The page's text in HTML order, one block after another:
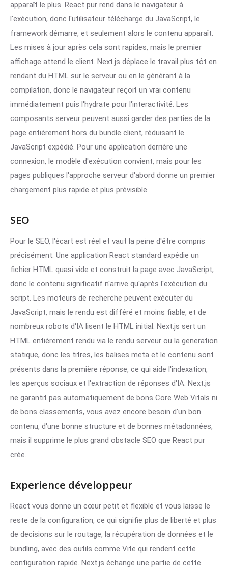
apparaît le plus. React pur rend dans le navigateur à
l'exécution, donc l'utilisateur télécharge du JavaScript, le
framework démarre, et seulement alors le contenu apparaît.
Les mises à jour après cela sont rapides, mais le premier
affichage attend le client. Next.js déplace le travail plus tôt en
rendant du HTML sur le serveur ou en le générant à la
compilation, donc le navigateur reçoit un vrai contenu
immédiatement puis l'hydrate pour l'interactivité. Les
composants serveur peuvent aussi garder des parties de la
page entièrement hors du bundle client, réduisant le
JavaScript expédié. Pour une application derrière une
connexion, le modèle d'exécution convient, mais pour les
pages publiques l'approche serveur d'abord donne un premier
chargement plus rapide et plus prévisible.
SEO
Pour le SEO, l'écart est réel et vaut la peine d'être compris
précisément. Une application React standard expédie un
fichier HTML quasi vide et construit la page avec JavaScript,
donc le contenu significatif n'arrive qu'après l'exécution du
script. Les moteurs de recherche peuvent exécuter du
JavaScript, mais le rendu est différé et moins fiable, et de
nombreux robots d'IA lisent le HTML initial. Next.js sert un
HTML entièrement rendu via le rendu serveur ou la generation
statique, donc les titres, les balises meta et le contenu sont
présents dans la première réponse, ce qui aide l'indexation,
les aperçus sociaux et l'extraction de réponses d'IA. Next.js
ne garantit pas automatiquement de bons Core Web Vitals ni
de bons classements, vous avez encore besoin d'un bon
contenu, d'une bonne structure et de bonnes métadonnées,
mais il supprime le plus grand obstacle SEO que React pur
crée.
Experience développeur
React vous donne un cœur petit et flexible et vous laisse le
reste de la configuration, ce qui signifie plus de liberté et plus
de decisions sur le routage, la récupération de données et le
bundling, avec des outils comme Vite qui rendent cette
configuration rapide. Next.js échange une partie de cette